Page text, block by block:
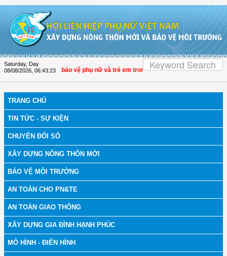
Saturday, Day
08/08/2026 06:43:24
nâng hiệu quả bảo vệ phụ nữ và trẻ em trong thời đại số | Đại biểu Trần Lan
TRANG CHỦ
TIN TỨC - SỰ KIỆN
CHUYỂN ĐỔI SỐ
XÂY DỰNG NÔNG THÔN MỚI
BẢO VỆ MÔI TRƯỜNG
AN TOÀN CHO PN&TE
AN TOÀN GIAO THÔNG
XÂY DỰNG GIA ĐÌNH HẠNH PHÚC
MÔ HÌNH - ĐIỂN HÌNH